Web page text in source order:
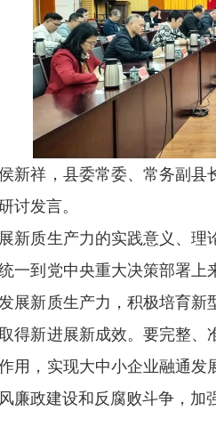
祥，县委常委、常务副县
讨发言。
质生产力的实践意义、理
一到党中央重大决策部署
展新质生产力，积极培育
得新进展新成效。要完整
用，实现大中小企业融通
廉政建设和反腐败斗争，加